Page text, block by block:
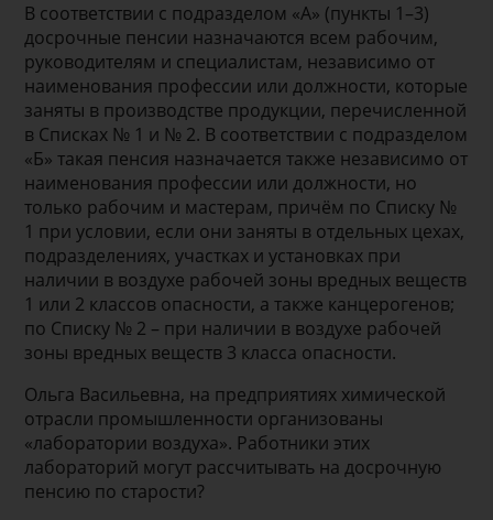
В соответствии с подразделом «А» (пункты 1–3)
досрочные пенсии назначаются всем рабочим,
руководителям и специалистам, независимо от
наименования профессии или должности, которые
заняты в производстве продукции, перечисленной
в Списках № 1 и № 2. В соответствии с подразделом
«Б» такая пенсия назначается также независимо от
наименования профессии или должности, но
только рабочим и мастерам, причём по Списку №
1 при условии, если они заняты в отдельных цехах,
подразделениях, участках и установках при
наличии в воздухе рабочей зоны вредных веществ
1 или 2 классов опасности, а также канцерогенов;
по Списку № 2 – при наличии в воздухе рабочей
зоны вредных веществ 3 класса опасности.
Ольга Васильевна, на предприятиях химической
отрасли промышленности организованы
«лаборатории воздуха». Работники этих
лабораторий могут рассчитывать на досрочную
пенсию по старости?